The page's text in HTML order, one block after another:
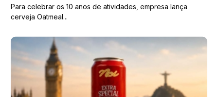
Para celebrar os 10 anos de atividades, empresa lança
cerveja Oatmeal...